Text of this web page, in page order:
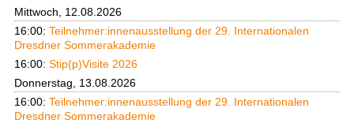
Mittwoch, 12.08.2026
16:00: Teilnehmer:innenausstellung der 29. Internationalen
Dresdner Sommerakademie
16:00: Stip(p)Visite 2026
Donnerstag, 13.08.2026
16:00: Teilnehmer:innenausstellung der 29. Internationalen
Dresdner Sommerakademie